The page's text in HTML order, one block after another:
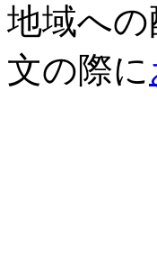
地域へ
文の際に